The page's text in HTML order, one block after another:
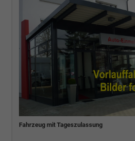
Fahrzeug mit Tageszulassung